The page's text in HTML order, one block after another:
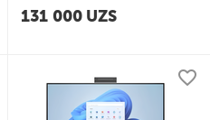
131 000 UZS